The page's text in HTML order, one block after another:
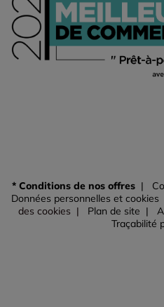
* Conditions de nos offres
Données personnelles et cookies
des cookies
Plan de site
Traçabilité